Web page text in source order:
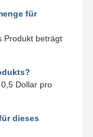
für
Produkt beträgt
Dollar pro
dieses